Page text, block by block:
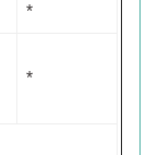
*
*